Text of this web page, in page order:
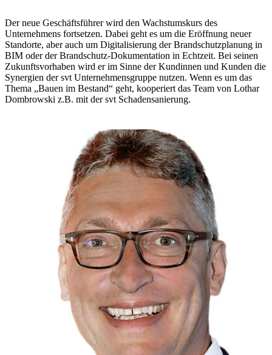
Der neue Geschäftsführer wird den Wachstumskurs des
Unternehmens fortsetzen. Dabei geht es um die Eröffnung neuer
Standorte, aber auch um Digitalisierung der Brandschutzplanung in
BIM oder der Brandschutz-Dokumentation in Echtzeit. Bei seinen
Zukunftsvorhaben wird er im Sinne der Kundinnen und Kunden die
Synergien der svt Unternehmensgruppe nutzen. Wenn es um das
Thema „Bauen im Bestand“ geht, kooperiert das Team von Lothar
Dombrowski z.B. mit der svt Schadensanierung.